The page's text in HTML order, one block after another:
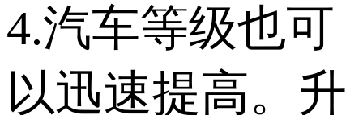
4.汽车等级也可
以迅速提高。升